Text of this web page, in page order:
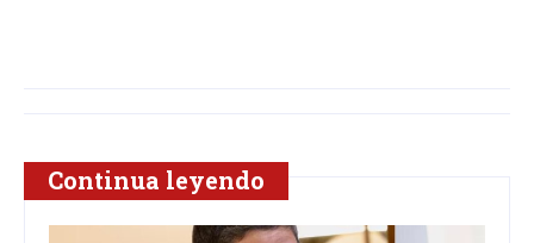
Continua leyendo